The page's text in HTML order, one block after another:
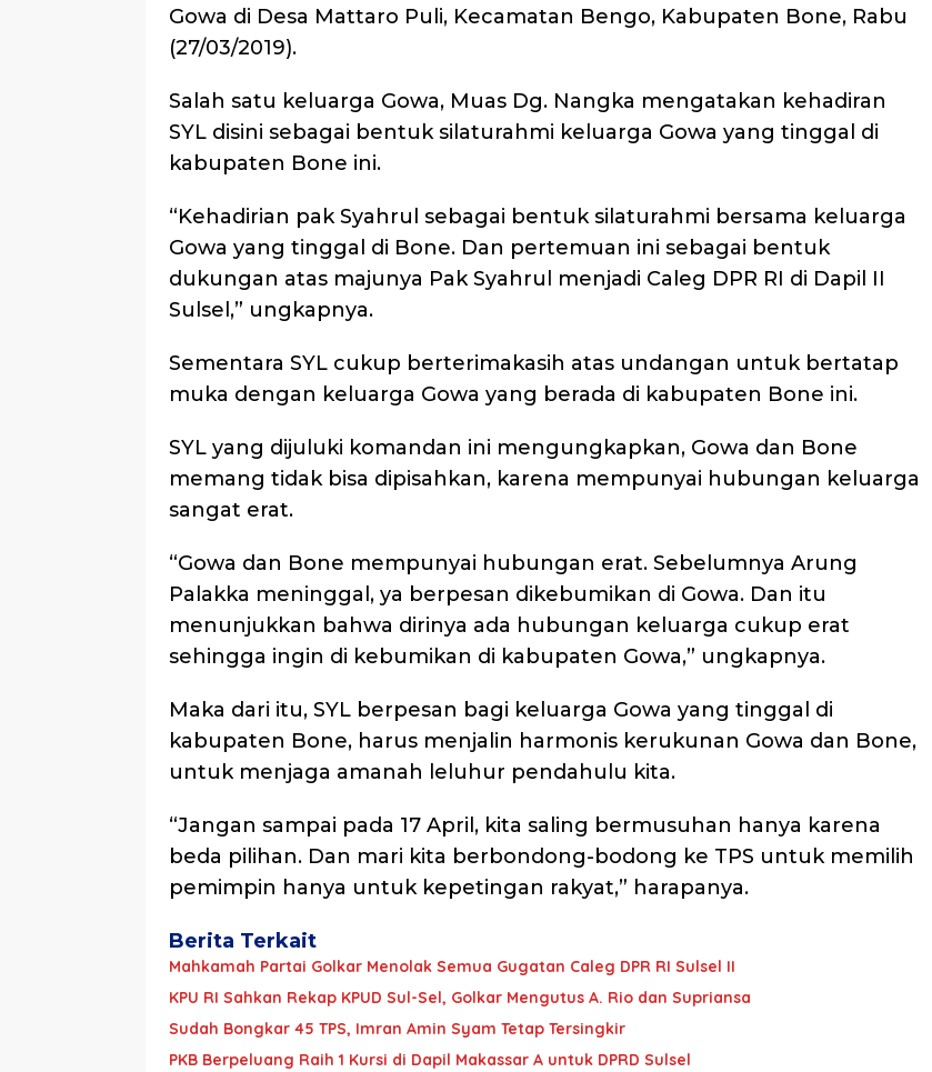
Gowa di Desa Mattaro Puli, Kecamatan Bengo, Kabupaten Bone, Rabu
(27/03/2019).
Salah satu keluarga Gowa, Muas Dg. Nangka mengatakan kehadiran
SYL disini sebagai bentuk silaturahmi keluarga Gowa yang tinggal di
kabupaten Bone ini.
“Kehadirian pak Syahrul sebagai bentuk silaturahmi bersama keluarga
Gowa yang tinggal di Bone. Dan pertemuan ini sebagai bentuk
dukungan atas majunya Pak Syahrul menjadi Caleg DPR RI di Dapil II
Sulsel,” ungkapnya.
Sementara SYL cukup berterimakasih atas undangan untuk bertatap
muka dengan keluarga Gowa yang berada di kabupaten Bone ini.
SYL yang dijuluki komandan ini mengungkapkan, Gowa dan Bone
memang tidak bisa dipisahkan, karena mempunyai hubungan keluarga
sangat erat.
“Gowa dan Bone mempunyai hubungan erat. Sebelumnya Arung
Palakka meninggal, ya berpesan dikebumikan di Gowa. Dan itu
menunjukkan bahwa dirinya ada hubungan keluarga cukup erat
sehingga ingin di kebumikan di kabupaten Gowa,” ungkapnya.
Maka dari itu, SYL berpesan bagi keluarga Gowa yang tinggal di
kabupaten Bone, harus menjalin harmonis kerukunan Gowa dan Bone,
untuk menjaga amanah leluhur pendahulu kita.
“Jangan sampai pada 17 April, kita saling bermusuhan hanya karena
beda pilihan. Dan mari kita berbondong-bodong ke TPS untuk memilih
pemimpin hanya untuk kepetingan rakyat,” harapanya.
Berita Terkait
Mahkamah Partai Golkar Menolak Semua Gugatan Caleg DPR RI Sulsel II
KPU RI Sahkan Rekap KPUD Sul-Sel, Golkar Mengutus A. Rio dan Supriansa
Sudah Bongkar 45 TPS, Imran Amin Syam Tetap Tersingkir
PKB Berpeluang Raih 1 Kursi di Dapil Makassar A untuk DPRD Sulsel